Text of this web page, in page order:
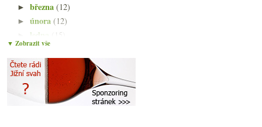
►března(12)
►února(12)
ledna (15)
►2022(225)
►2021(239)
► 2020 (239)
(238)
▼ Zobrazit vše